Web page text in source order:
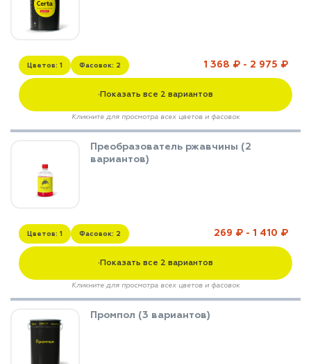
Цветов: 1 Фасовок: 2 1 368 ₽ - 2 975 ₽
▼Показать все 2 вариантов
Кликните для просмотра всех цветов и фасовок
Преобразователь ржавчины (2
вариантов)
Цветов: 1 Фасовок: 2 269 ₽ - 1 410 ₽
▼Показать все 2 вариантов
Кликните для просмотра всех цветов и фасовок
Промпол (3 вариантов)